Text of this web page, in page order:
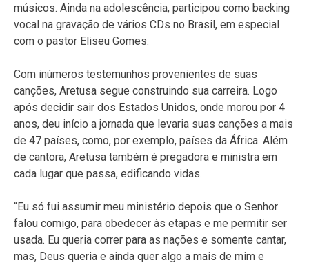
músicos. Ainda na adolescência, participou como backing
vocal na gravação de vários CDs no Brasil, em especial
com o pastor Eliseu Gomes.
Com inúmeros testemunhos provenientes de suas
canções, Aretusa segue construindo sua carreira. Logo
após decidir sair dos Estados Unidos, onde morou por 4
anos, deu início a jornada que levaria suas canções a mais
de 47 países, como, por exemplo, países da África. Além
de cantora, Aretusa também é pregadora e ministra em
cada lugar que passa, edificando vidas.
“Eu só fui assumir meu ministério depois que o Senhor
falou comigo, para obedecer às etapas e me permitir ser
usada. Eu queria correr para as nações e somente cantar,
mas, Deus queria e ainda quer algo a mais de mim e